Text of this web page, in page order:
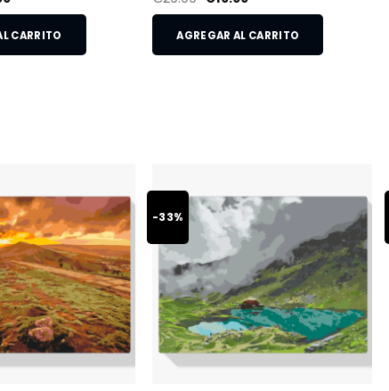
CARRITO AGREGAR AL CARRITO
-33%